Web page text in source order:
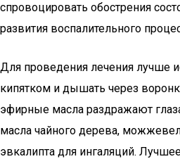
спровоцировать обострения
развития воспалительного
Для проведения лечения лучше
кипятком и дышать через
эфирные масла раздражают
масла чайного дерева,
эвкалипта для ингаляций.